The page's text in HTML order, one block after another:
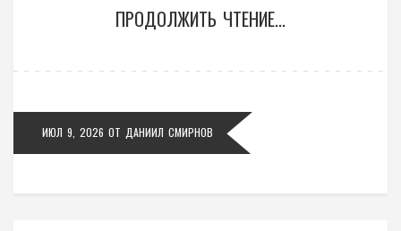
ПРОДОЛЖИТЬ ЧТЕНИЕ...
ИЮЛ 9, 2026 ОТ ДАНИИЛ СМИРНОВ